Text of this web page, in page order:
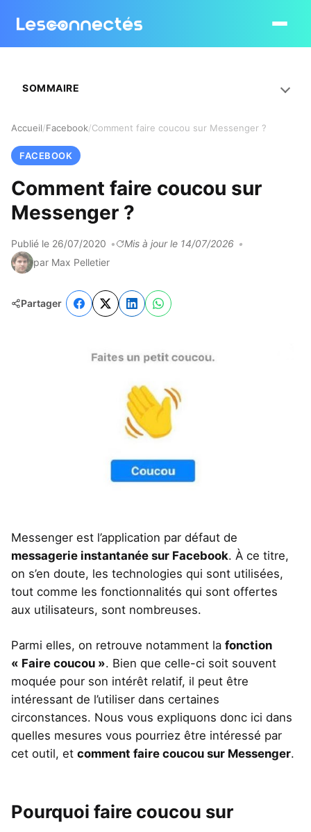
Ouvrir le
Accueil Facebook Comment faire coucou sur Messenger ?
FACEBOOK
Comment faire coucou sur
Messenger ?
Publié le 26/07/2020
Mis à jour le 14/07/2026
par Max Pelletier
Partager
Messenger est l’application par défaut de
messagerie instantanée sur Facebook. À ce titre,
on s’en doute, les technologies qui sont utilisées,
tout comme les fonctionnalités qui sont offertes
aux utilisateurs, sont nombreuses.
Parmi elles, on retrouve notamment la fonction
« Faire coucou ». Bien que celle-ci soit souvent
moquée pour son intérêt relatif, il peut être
intéressant de l’utiliser dans certaines
circonstances. Nous vous expliquons donc ici dans
quelles mesures vous pourriez être intéressé par
cet outil, et comment faire coucou sur Messenger.
Pourquoi faire coucou sur
SOMMAIRE